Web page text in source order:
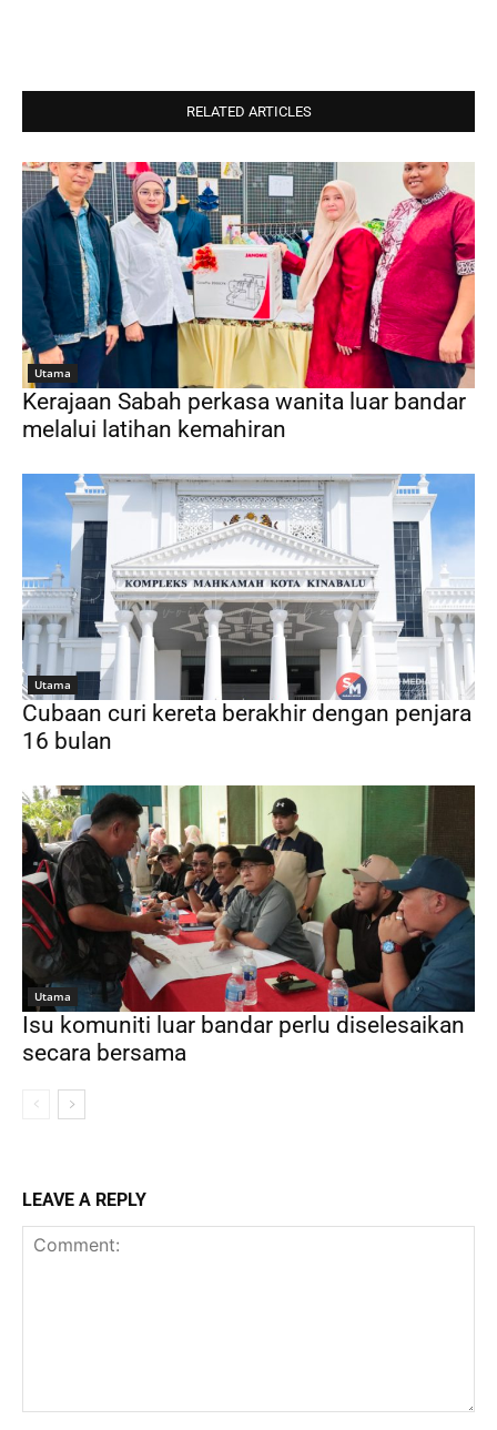
RELATED ARTICLES
Utama
Kerajaan Sabah perkasa wanita luar bandar
melalui latihan kemahiran
Utama
Cubaan curi kereta berakhir dengan penjara
16 bulan
Utama
Isu komuniti luar bandar perlu diselesaikan
secara bersama
LEAVE A REPLY